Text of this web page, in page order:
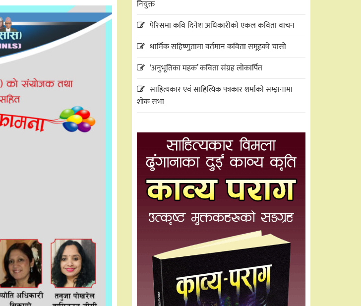
नियुक्त
पेरिसमा कवि दिनेश अधिकारीको एकल कविता वाचन
धार्मिक सहिष्णुतामा वर्तमान कविता समूहको चासो
‘अनुभूतिका महक’ कविता संग्रह लोकार्पित
साहित्यकार एवं साहित्यिक पत्रकार शर्माको सम्झनामा
शोक सभा